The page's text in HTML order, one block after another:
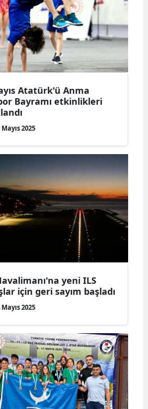
Atatürk'ü Anma
Bayramı etkinlikleri
Mayıs 2025
yeni ILS
için geri sayım başladı
Mayıs 2025